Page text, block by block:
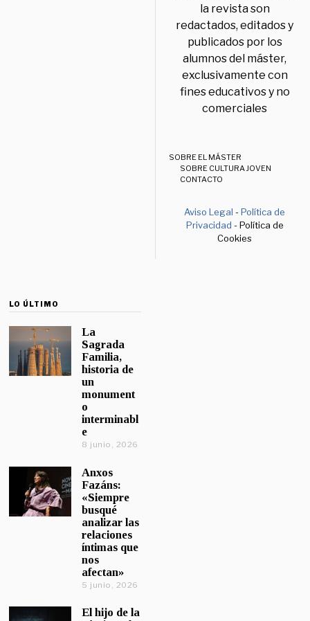
la revista son
redactados, editados y
publicados por los
alumnos del máster,
exclusivamente con
fines educativos y no
comerciales
SOBRE EL MÁSTER
SOBRE CULTURA JOVEN
CONTACTO
Aviso Legal -Política de
Privacidad - Política de
Cookies
LO ÚLTIMO
La
Sagrada
Familia,
historia de
un
monument
o
interminabl
e
8 junio, 2026
Anxos
Fazáns:
«Siempre
busqué
analizar las
relaciones
íntimas que
nos
afectan»
5 junio, 2026
El hijo de la